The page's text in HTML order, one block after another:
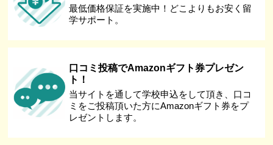
最低価格保証を実施中！どこよりもお安く留
学サポート。
口コミ投稿でAmazonギフト券プレゼン
ト！
当サイトを通して学校申込をして頂き、口コ
ミをご投稿頂いた方にAmazonギフト券をプ
レゼントします。